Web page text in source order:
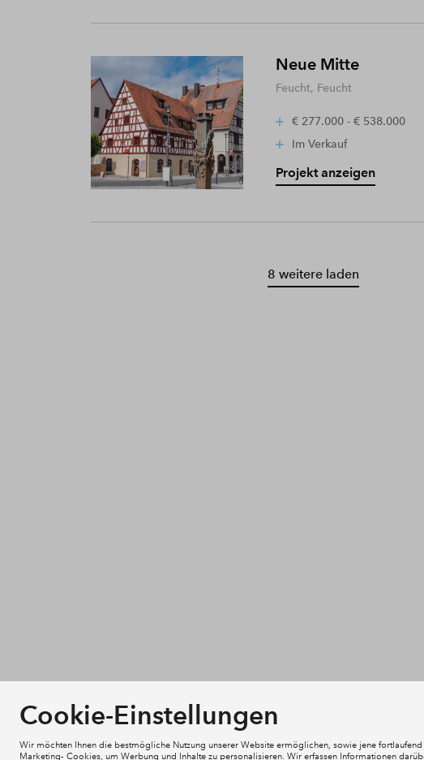
Neue Mitte
Feucht, Feucht
€ 277.000 - € 538.000
Im Verkauf
Projekt anzeigen
8 weitere laden